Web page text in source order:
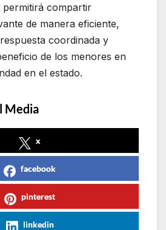
permitirá compartir
de manera eficiente,
coordinada y
de los menores en
en el estado.
Media
x
facebook
pinterest
linkedin